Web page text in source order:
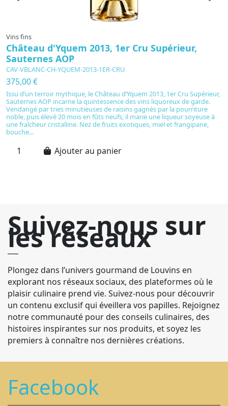
Vins fins
Château d'Yquem 2013, 1er Cru Supérieur,
Sauternes AOP
CAV-VBLANC-CH-YQUEM-2013-1ER-CRU
375,00 €
Issu d’un terroir mythique, le Château d’Yquem 2013, 1er Cru Supérieur,
Sauternes AOP incarne la quintessence des vins liquoreux de garde.
Vendangé par tries minutieuses de raisins gagnés par la pourriture
noble, puis élevé 20 mois en fûts neufs, il marie une liqueur soyeuse à
une fraîcheur cristalline. Nez de fruits exotiques, miel et frangipane,
bouche...
Ajouter au panier
Suivez-nous sur
les réseaux
Plongez dans l’univers gourmand de Louvins en
explorant nos réseaux sociaux, des plateformes où le
plaisir culinaire prend vie. Suivez-nous pour découvrir
un contenu exclusif qui éveillera vos papilles. Rejoignez
notre communauté pour des conseils culinaires, des
histoires inspirantes sur nos produits, et soyez les
premiers à connaître nos dernières créations.
Facebook